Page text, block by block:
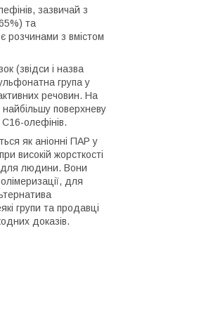
зазвичай з
та
розчинами з вмістом
(звідси і назва
група у
речовин. На
найбільшу поверхневу
олефінів.
як аніонні ПАР у
високій жорсткості
для людини. Вони
для
групи та продавці
доказів.